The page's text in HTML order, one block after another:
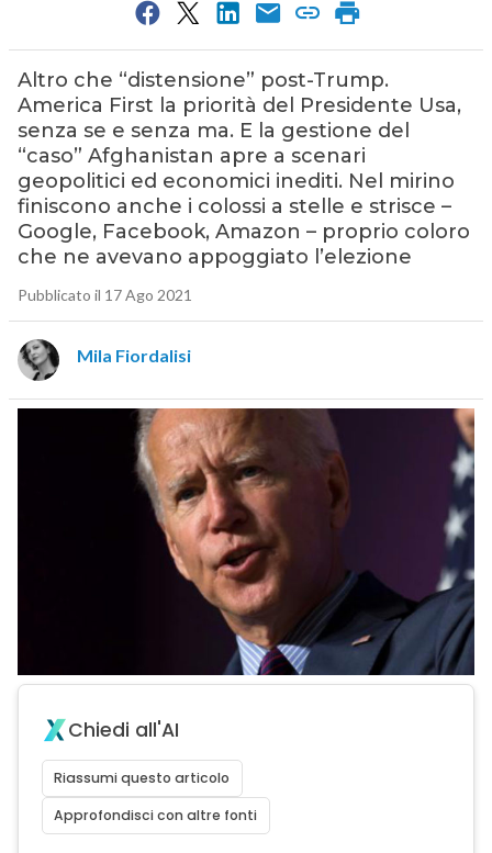
Altro che “distensione” post-Trump.
America First la priorità del Presidente Usa,
senza se e senza ma. E la gestione del
“caso” Afghanistan apre a scenari
geopolitici ed economici inediti. Nel mirino
finiscono anche i colossi a stelle e strisce –
Google, Facebook, Amazon – proprio coloro
che ne avevano appoggiato l’elezione
Pubblicato il 17 Ago 2021
Mila Fiordalisi
Chiedi all'AI
Riassumi questo articolo
Approfondisci con altre fonti